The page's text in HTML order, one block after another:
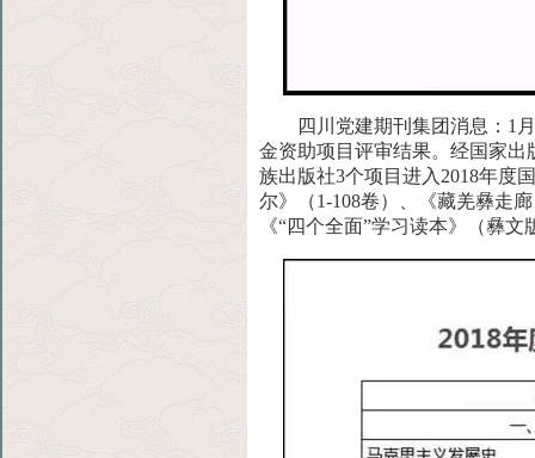
四川党建期刊集团消息：1
金资助项目评审结果。经国家
族出版社3个项目进入2018年度
尔》（1-108卷）、《藏羌彝走
《“四个全面”学习读本》（彝文